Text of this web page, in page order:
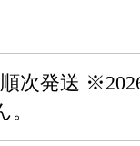
順次発送